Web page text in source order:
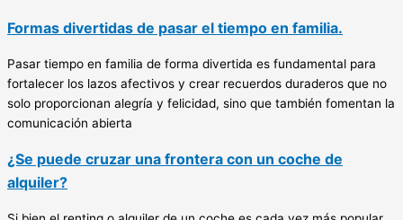
Formas divertidas de pasar el tiempo en familia.
Pasar tiempo en familia de forma divertida es fundamental para
fortalecer los lazos afectivos y crear recuerdos duraderos que no
solo proporcionan alegría y felicidad, sino que también fomentan la
comunicación abierta
¿Se puede cruzar una frontera con un coche de
alquiler?